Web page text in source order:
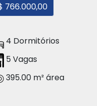
766.000,00
4 Dormitórios
5 Vagas
395.00 m² área